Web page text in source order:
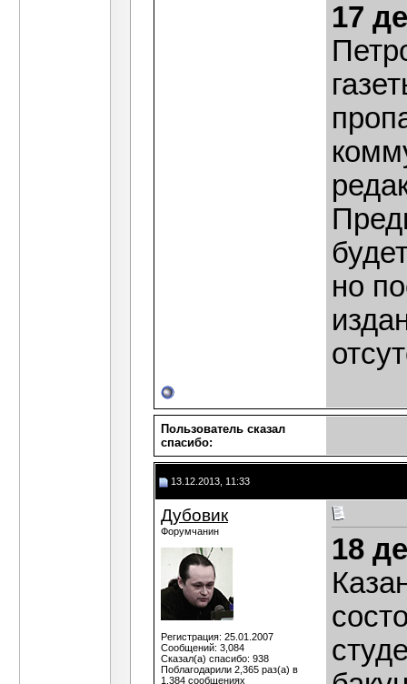
17
но
Пользователь сказал
cпасибо:
13.12.2013, 11:33
Дубовик
Форумчанин
Регистрация: 25.01.2007
Сообщений: 3,084
Сказал(а) спасибо: 938
Поблагодарили 2,365 раз(а) в
1,384 сообщениях
18